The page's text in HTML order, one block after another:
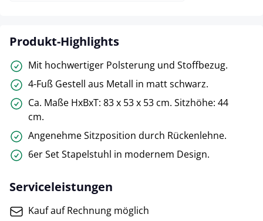
Produkt-Highlights
Mit hochwertiger Polsterung und Stoffbezug.
4-Fuß Gestell aus Metall in matt schwarz.
Ca. Maße HxBxT: 83 x 53 x 53 cm. Sitzhöhe: 44
cm.
Angenehme Sitzposition durch Rückenlehne.
6er Set Stapelstuhl in modernem Design.
Serviceleistungen
Kauf auf Rechnung möglich